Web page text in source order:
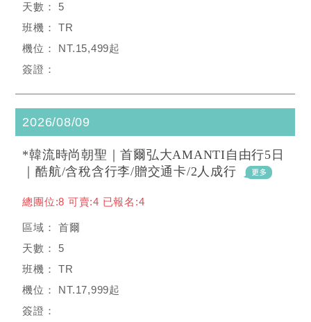
5
TR
NT.15,499起
2026/08/09
*韓流時尚朝聖｜首爾弘大AMANTI自由行5日
｜酷航/含稅含行李/贈交通卡/2人成行
總團位:8 可賣:4 已報名:4
首爾
5
TR
NT.17,999起